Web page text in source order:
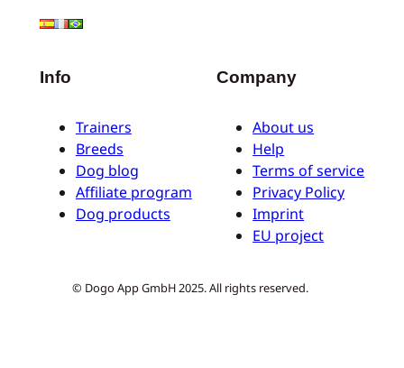
Info
Trainers
Breeds
Dog blog
Affiliate program
Dog products
Company
About us
Help
Terms of service
Privacy Policy
Imprint
EU project
© Dogo App GmbH 2025. All rights reserved.